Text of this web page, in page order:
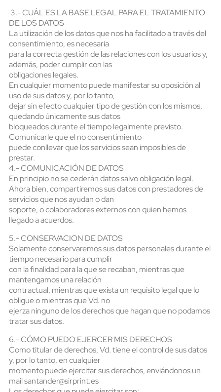
3.- CUÁL ES LA BASE LEGAL PARA EL TRATAMIENTO
DE LOS DATOS
La utilización de los datos que nos ha facilitado a través del
consentimiento, es necesaria
para la correcta gestión de las relaciones con los usuarios y,
además, poder cumplir con las
obligaciones legales.
En cualquier momento puede manifestar su oposición al
uso de sus datos y, por lo tanto,
dejar sin efecto cualquier tipo de gestión con los mismos,
quedando únicamente sus datos
bloqueados durante el tiempo legalmente previsto.
Comunicarle que el no consentimiento
puede conllevar que los servicios sean imposibles de
prestar.
4.- COMUNICACIÓN DE DATOS
En principio no se cederán datos salvo obligación legal.
Ahora bien, compartiremos sus datos con prestadores de
servicios que nos ayudan o dan
soporte, o colaboradores externos con quien hemos
llegado a acuerdos.
5.- CONSERVACION DE DATOS
Solamente conservaremos sus datos personales durante el
tiempo necesario para cumplir
con la finalidad para la que se recaban, mientras que
mantengamos una relación
contractual, mientras que exista un requisito legal que lo
obligue o mientras que Vd. no
ejerza ninguno de los derechos que hagan que no podamos
tratar sus datos.
6.- CÓMO PUEDO EJERCER MIS DERECHOS
Como titular de derechos, Vd. tiene el control de sus datos
y, por lo tanto, en cualquier
momento puede ejercitar sus derechos, enviándonos un
mail santander@sirprint.es